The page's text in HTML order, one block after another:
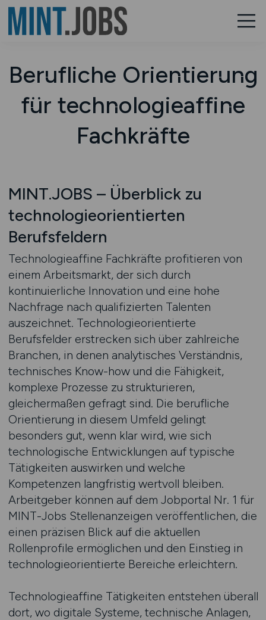
Berufliche Orientierung
für technologieaffine
Fachkräfte
MINT.JOBS – Überblick zu
technologieorientierten
Berufsfeldern
Technologieaffine Fachkräfte profitieren von
einem Arbeitsmarkt, der sich durch
kontinuierliche Innovation und eine hohe
Nachfrage nach qualifizierten Talenten
auszeichnet. Technologieorientierte
Berufsfelder erstrecken sich über zahlreiche
Branchen, in denen analytisches Verständnis,
technisches Know-how und die Fähigkeit,
komplexe Prozesse zu strukturieren,
gleichermaßen gefragt sind. Die berufliche
Orientierung in diesem Umfeld gelingt
besonders gut, wenn klar wird, wie sich
technologische Entwicklungen auf typische
Tätigkeiten auswirken und welche
Kompetenzen langfristig wertvoll bleiben.
Arbeitgeber können auf dem Jobportal Nr. 1 für
MINT-Jobs Stellenanzeigen veröffentlichen, die
einen präzisen Blick auf die aktuellen
Rollenprofile ermöglichen und den Einstieg in
technologieorientierte Bereiche erleichtern.
Technologieaffine Tätigkeiten entstehen überall
dort, wo digitale Systeme, technische Anlagen,